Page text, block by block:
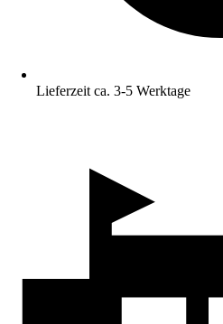
Lieferzeit ca. 3-5 Werktage